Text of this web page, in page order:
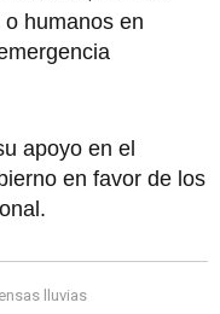
humanos en
apoyo en el
en favor de los
lluvias